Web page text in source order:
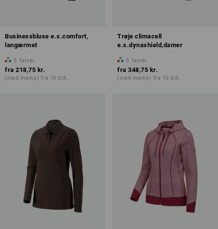
Businessbluse e.s.comfort,
langærmet
5 farver
fra 218,75 kr.
(med moms) fra 10 Stk.
Trøje climacell
e.s.dynashield,damer
5 farver
fra 348,75 kr.
(med moms) fra 10 Stk.